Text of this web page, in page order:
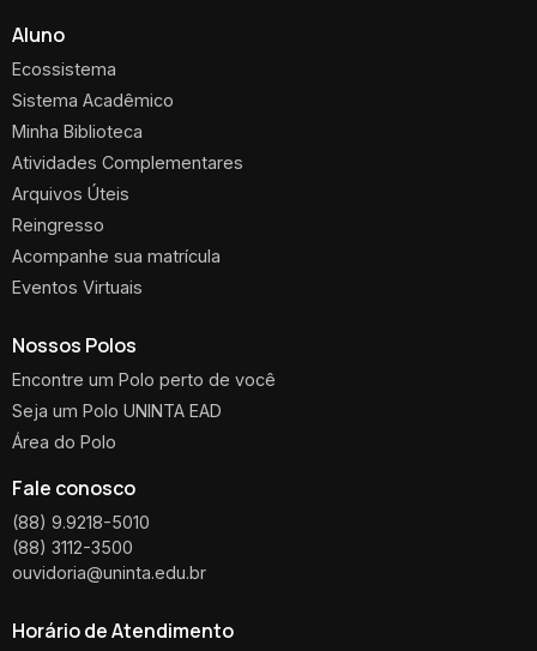
Aluno
Ecossistema
Sistema Acadêmico
Minha Biblioteca
Atividades Complementares
Arquivos Úteis
Reingresso
Acompanhe sua matrícula
Eventos Virtuais
Nossos Polos
Encontre um Polo perto de você
Seja um Polo UNINTA EAD
Área do Polo
Fale conosco
(88) 9.9218-5010
(88) 3112-3500
ouvidoria@uninta.edu.br
Horário de Atendimento